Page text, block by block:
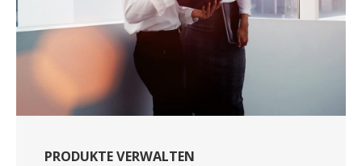
PRODUKTE VERWALTEN